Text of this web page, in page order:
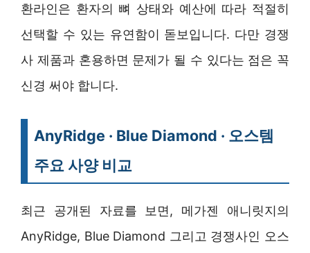
환라인은 환자의 뼈 상태와 예산에 따라 적절히
선택할 수 있는 유연함이 돋보입니다. 다만 경쟁
사 제품과 혼용하면 문제가 될 수 있다는 점은 꼭
신경 써야 합니다.
AnyRidge · Blue Diamond · 오스템
주요 사양 비교
최근 공개된 자료를 보면, 메가젠 애니릿지의
AnyRidge, Blue Diamond 그리고 경쟁사인 오스